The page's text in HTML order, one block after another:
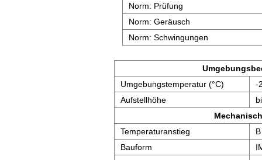
Norm: Prüfung
Norm: Geräusch
Norm: Schwingungen
Umgebungstemperatur (°C)
-
Aufstellhöhe
Temperaturanstieg
B
Bauform